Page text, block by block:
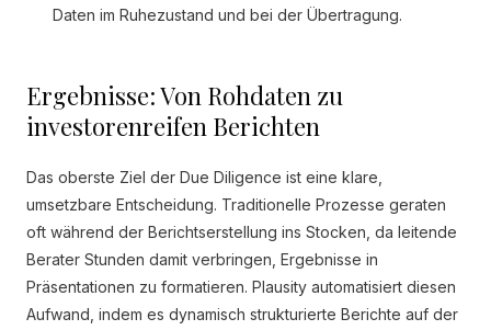
Daten im Ruhezustand und bei der Übertragung.
Ergebnisse: Von Rohdaten zu
investorenreifen Berichten
Das oberste Ziel der Due Diligence ist eine klare,
umsetzbare Entscheidung. Traditionelle Prozesse geraten
oft während der Berichtserstellung ins Stocken, da leitende
Berater Stunden damit verbringen, Ergebnisse in
Präsentationen zu formatieren. Plausity automatisiert diesen
Aufwand, indem es dynamisch strukturierte Berichte auf der